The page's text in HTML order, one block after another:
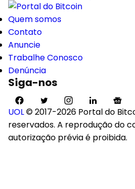
Quem somos
Contato
Anuncie
Trabalhe Conosco
Denúncia
Siga-nos
UOL© 2017-2026 Portal do
reservados. A reprodução do
autorização prévia é proibida.